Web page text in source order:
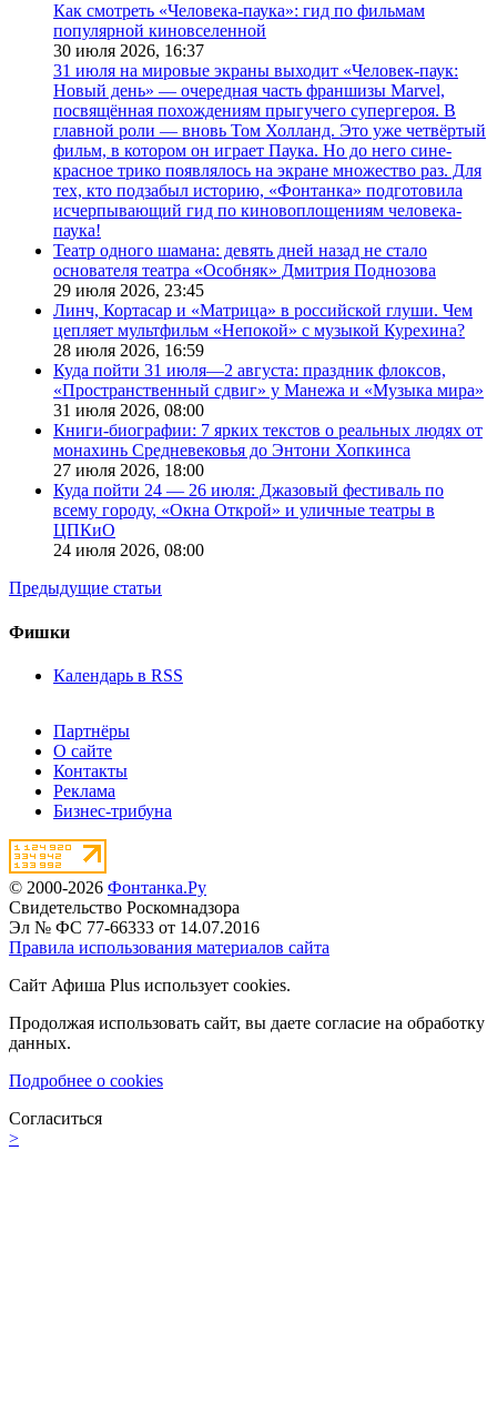
Как смотреть «Человека-паука»: гид по фильмам
популярной киновселенной
30 июля 2026, 16:37
31 июля на мировые экраны выходит «Человек-паук:
Новый день» — очередная часть франшизы Marvel,
посвящённая похождениям прыгучего супергероя. В
главной роли — вновь Том Холланд. Это уже четвёртый
фильм, в котором он играет Паука. Но до него сине-
красное трико появлялось на экране множество раз. Для
тех, кто подзабыл историю, «Фонтанка» подготовила
исчерпывающий гид по киновоплощениям человека-
паука!
Театр одного шамана: девять дней назад не стало
основателя театра «Особняк» Дмитрия Поднозова
29 июля 2026, 23:45
Линч, Кортасар и «Матрица» в российской глуши. Чем
цепляет мультфильм «Непокой» с музыкой Курехина?
28 июля 2026, 16:59
Куда пойти 31 июля—2 августа: праздник флоксов,
«Пространственный сдвиг» у Манежа и «Музыка мира»
31 июля 2026, 08:00
Книги-биографии: 7 ярких текстов о реальных людях от
монахинь Средневековья до Энтони Хопкинса
27 июля 2026, 18:00
Куда пойти 24 — 26 июля: Джазовый фестиваль по
всему городу, «Окна Открой» и уличные театры в
ЦПКиО
24 июля 2026, 08:00
Предыдущие статьи
Фишки
Календарь в RSS
Партнёры
О сайте
Контакты
Реклама
Бизнес-трибуна
© 2000-2026 Фонтанка.Ру
Свидетельство Роскомнадзора
Эл № ФС 77-66333 от 14.07.2016
Правила использования материалов сайта
Сайт Афиша Plus использует cookies.
Продолжая использовать сайт, вы даете согласие на обработку
данных.
Подробнее о cookies
Согласиться
>